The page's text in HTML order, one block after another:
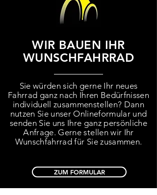
WIR BAUEN IHR
WUNSCHFAHRRAD
Sie würden sich gerne Ihr neues
Fahrrad ganz nach Ihren Bedürfnissen
individuell zusammenstellen? Dann
nutzen Sie unser Onlineformular und
senden Sie uns Ihre ganz persönliche
Anfrage. Gerne stellen wir Ihr
Wunschfahrrad für Sie zusammen.
ZUM FORMULAR